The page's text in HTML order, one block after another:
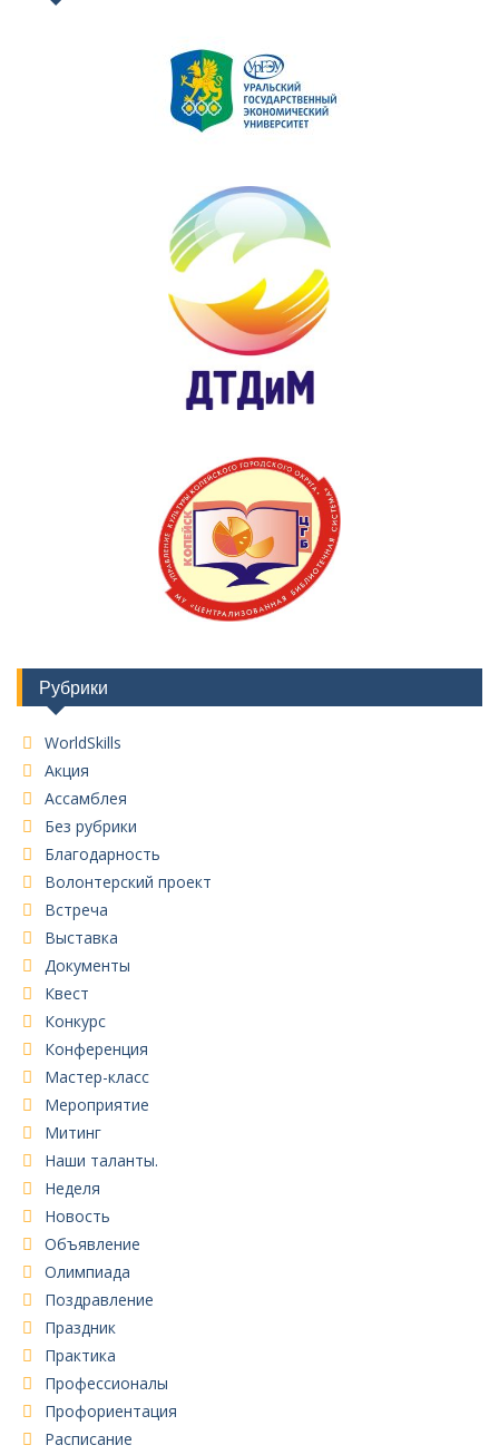
Рубрики
WorldSkills
Акция
Ассамблея
Без рубрики
Благодарность
Волонтерский проект
Встреча
Выставка
Документы
Квест
Конкурс
Конференция
Мастер-класс
Мероприятие
Митинг
Наши таланты.
Неделя
Новость
Объявление
Олимпиада
Поздравление
Праздник
Практика
Профессионалы
Профориентация
Расписание